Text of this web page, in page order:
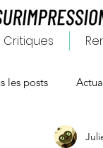
Critiques
les posts